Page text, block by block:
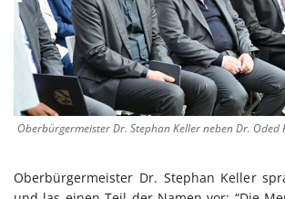
Oberbürgermeister Dr. Stephan Keller neben Dr. Oded
Oberbürgermeister Dr. Stephan Keller